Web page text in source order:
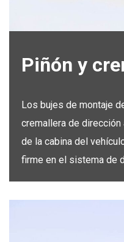
Piñón y
Los bujes de montaje
cremallera de
de la cabina del
firme en el sistema de